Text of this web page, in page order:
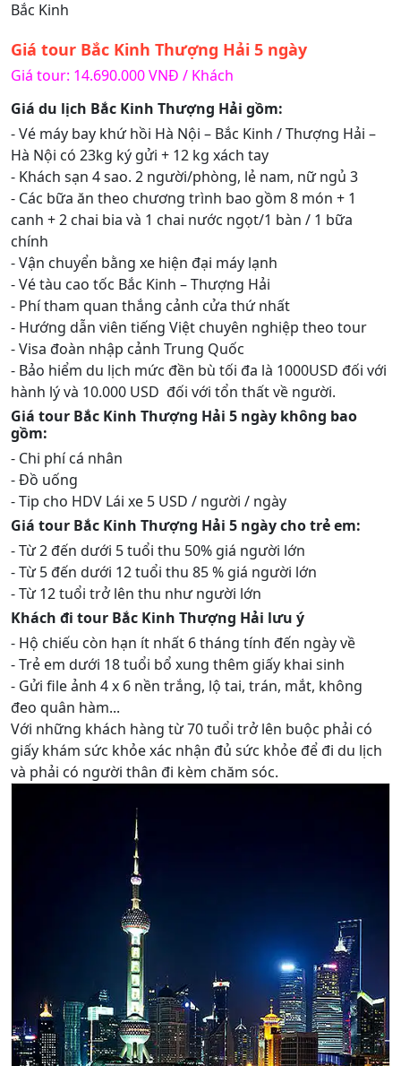
Bắc Kinh
Giá tour Bắc Kinh Thượng Hải 5 ngày
Giá tour: 14.690.000 VNĐ / Khách
Giá du lịch Bắc Kinh Thượng Hải gồm:
- Vé máy bay khứ hồi Hà Nội – Bắc Kinh / Thượng Hải –
Hà Nội có 23kg ký gửi + 12 kg xách tay
- Khách sạn 4 sao. 2 người/phòng, lẻ nam, nữ ngủ 3
- Các bữa ăn theo chương trình bao gồm 8 món + 1
canh + 2 chai bia và 1 chai nước ngọt/1 bàn / 1 bữa
chính
- Vận chuyển bằng xe hiện đại máy lạnh
- Vé tàu cao tốc Bắc Kinh – Thượng Hải
- Phí tham quan thắng cảnh cửa thứ nhất
- Hướng dẫn viên tiếng Việt chuyên nghiệp theo tour
- Visa đoàn nhập cảnh Trung Quốc
- Bảo hiểm du lịch mức đền bù tối đa là 1000USD đối với
hành lý và 10.000 USD đối với tổn thất về người.
Giá tour Bắc Kinh Thượng Hải 5 ngày không bao
gồm:
- Chi phí cá nhân
- Đồ uống
- Tip cho HDV Lái xe 5 USD / người / ngày
Giá tour Bắc Kinh Thượng Hải 5 ngày cho trẻ em:
- Từ 2 đến dưới 5 tuổi thu 50% giá người lớn
- Từ 5 đến dưới 12 tuổi thu 85 % giá người lớn
- Từ 12 tuổi trở lên thu như người lớn
Khách đi tour Bắc Kinh Thượng Hải lưu ý
- Hộ chiếu còn hạn ít nhất 6 tháng tính đến ngày về
- Trẻ em dưới 18 tuổi bổ xung thêm giấy khai sinh
- Gửi file ảnh 4 x 6 nền trắng, lộ tai, trán, mắt, không
đeo quân hàm...
Với những khách hàng từ 70 tuổi trở lên buộc phải có
giấy khám sức khỏe xác nhận đủ sức khỏe để đi du lịch
và phải có người thân đi kèm chăm sóc.